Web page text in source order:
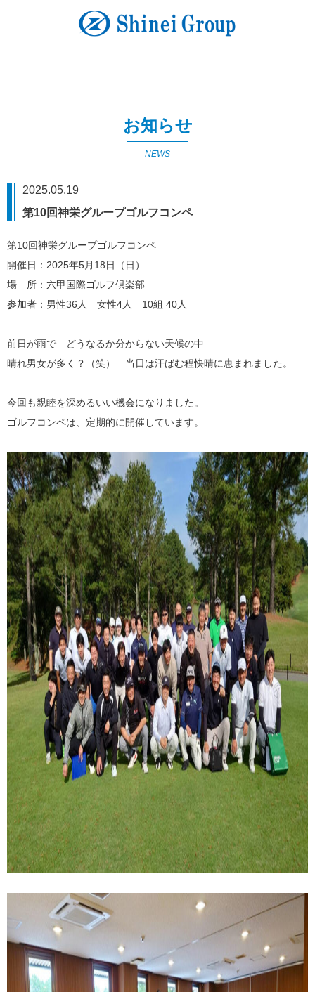
お知らせ
NEWS
2025.05.19
第10回神栄グループゴルフコンペ
第10回神栄グループゴルフコンペ
開催日：2025年5月18日（日）
場 所：六甲国際ゴルフ倶楽部
参加者：男性36人 女性4人 10組 40人
前日が雨で どうなるか分からない天候の中
晴れ男女が多く？（笑） 当日は汗ばむ程快晴に恵まれました。
今回も親睦を深めるいい機会になりました。
ゴルフコンペは、定期的に開催しています。